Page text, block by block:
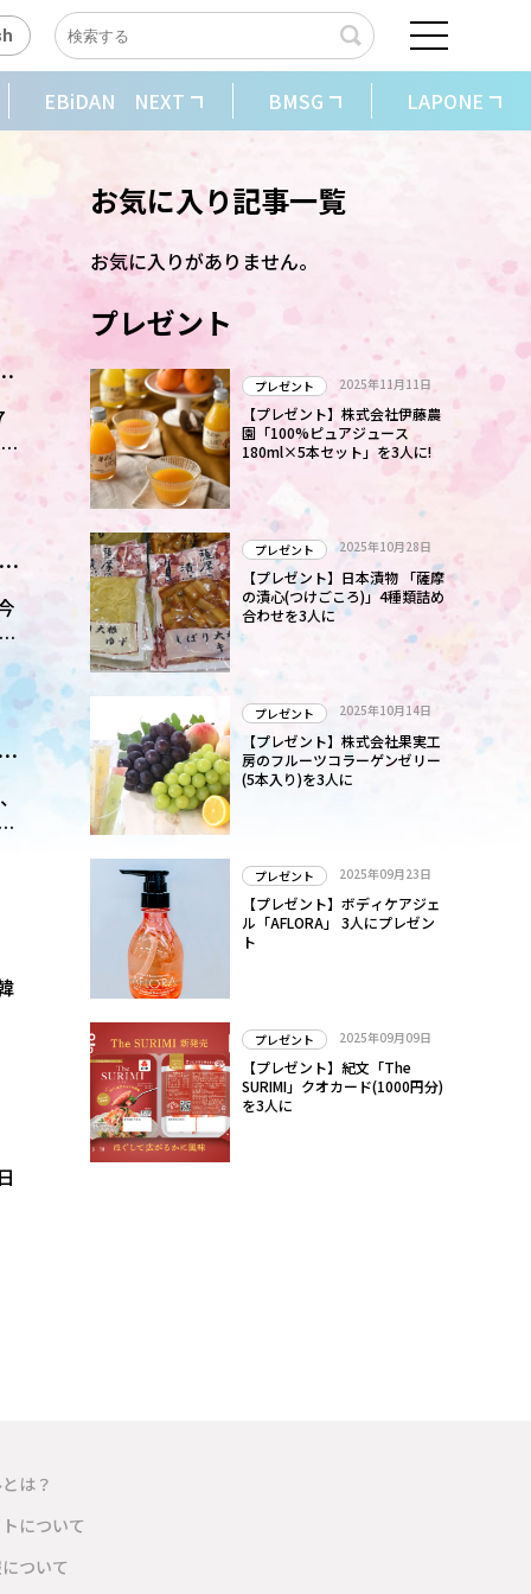
EBiDAN NEXT BMSG LAPONE
お気に入り記事一覧
お気に入りがありません。
プレゼント
プレゼント 2025年11月11日
【プレゼント】株式会社伊藤農
園「100%ピュアジュース
180ml×5本セット」を3人に!
プレゼント 2025年10月28日
【プレゼント】日本漬物 「薩摩
の漬心(つけごころ)」4種類詰め
合わせを3人に
プレゼント 2025年10月14日
【プレゼント】株式会社果実工
房のフルーツコラーゲンゼリー
(5本入り)を3人に
プレゼント 2025年09月23日
【プレゼント】ボディケアジェ
ル「AFLORA」 3人にプレゼン
ト
プレゼント 2025年09月09日
【プレゼント】紀文「The
SURIMI」クオカード(1000円分)
を3人に
は？
について
ついて